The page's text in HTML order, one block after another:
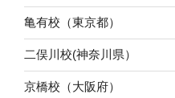
亀有校（東京都）
二俣川校(神奈川県）
京橋校（大阪府）